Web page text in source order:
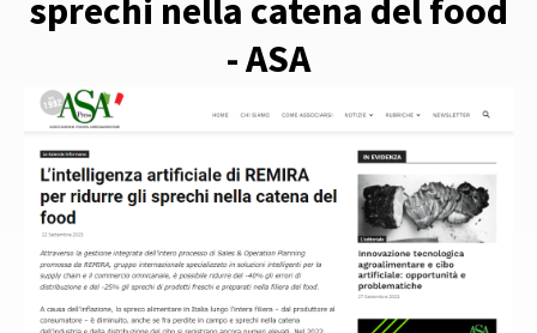
sprechi nella catena del food
- ASA